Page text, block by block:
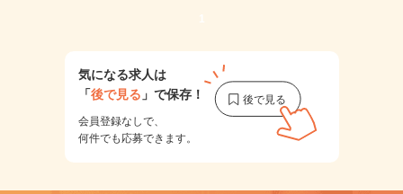
1
気になる求人は
「後で見る 」で保存！
会員登録なしで、
何件でも応募できます。